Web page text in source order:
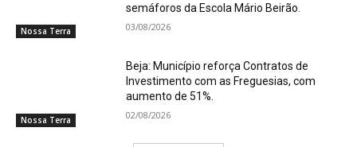
Nossa Terra
semáforos da Escola Mário Beirão.
03/08/2026
Nossa Terra
Beja: Município reforça Contratos de
Investimento com as Freguesias, com
aumento de 51%.
02/08/2026